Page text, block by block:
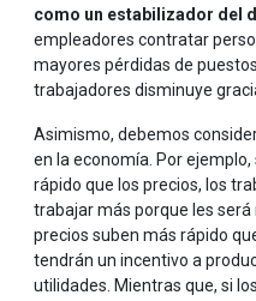
como un estabilizador del
empleadores contratar
mayores pérdidas de
trabajadores disminuye
Asimismo, debemos
en la economía. Por
rápido que los precios, los
trabajar más porque les
precios suben más rápido
tendrán un incentivo a
utilidades. Mientras que, si